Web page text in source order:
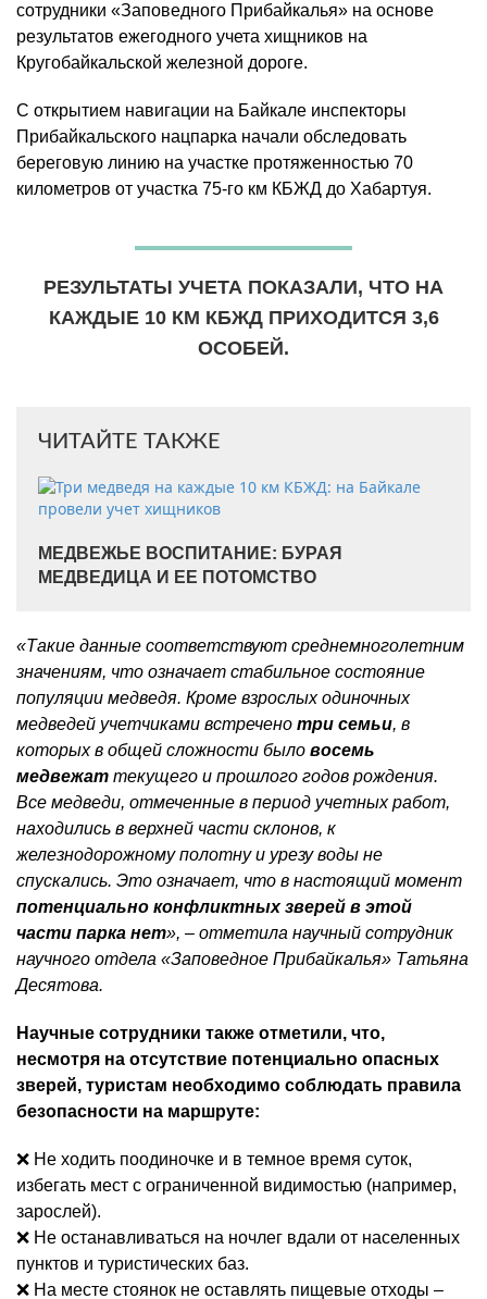
сотрудники «Заповедного Прибайкалья» на основе
результатов ежегодного учета хищников на
Кругобайкальской железной дороге.
С открытием навигации на Байкале инспекторы
Прибайкальского нацпарка начали обследовать
береговую линию на участке протяженностью 70
километров от участка 75-го км КБЖД до Хабартуя.
РЕЗУЛЬТАТЫ УЧЕТА ПОКАЗАЛИ, ЧТО НА
КАЖДЫЕ 10 КМ КБЖД ПРИХОДИТСЯ 3,6
ОСОБЕЙ.
ЧИТАЙТЕ ТАКЖЕ
МЕДВЕЖЬЕ ВОСПИТАНИЕ: БУРАЯ
МЕДВЕДИЦА И ЕЕ ПОТОМСТВО
«Такие данные соответствуют среднемноголетним
значениям, что означает стабильное состояние
популяции медведя. Кроме взрослых одиночных
медведей учетчиками встречено три семьи, в
которых в общей сложности было восемь
медвежат текущего и прошлого годов рождения.
Все медведи, отмеченные в период учетных работ,
находились в верхней части склонов, к
железнодорожному полотну и урезу воды не
спускались. Это означает, что в настоящий момент
потенциально конфликтных зверей в этой
части парка нет», – отметила научный сотрудник
научного отдела «Заповедное Прибайкалья» Татьяна
Десятова.
Научные сотрудники также отметили, что,
несмотря на отсутствие потенциально опасных
зверей, туристам необходимо соблюдать правила
безопасности на маршруте:
❌ Не ходить поодиночке и в темное время суток,
избегать мест с ограниченной видимостью (например,
зарослей).
❌ Не останавливаться на ночлег вдали от населенных
пунктов и туристических баз.
❌ На месте стоянок не оставлять пищевые отходы –